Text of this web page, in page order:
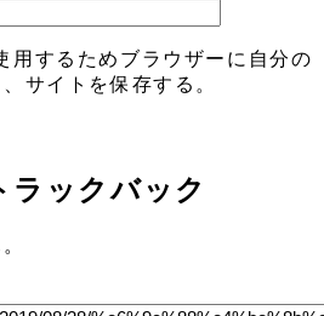
用するためブラウザーに自分の
サイトを保存する。
ラックバック